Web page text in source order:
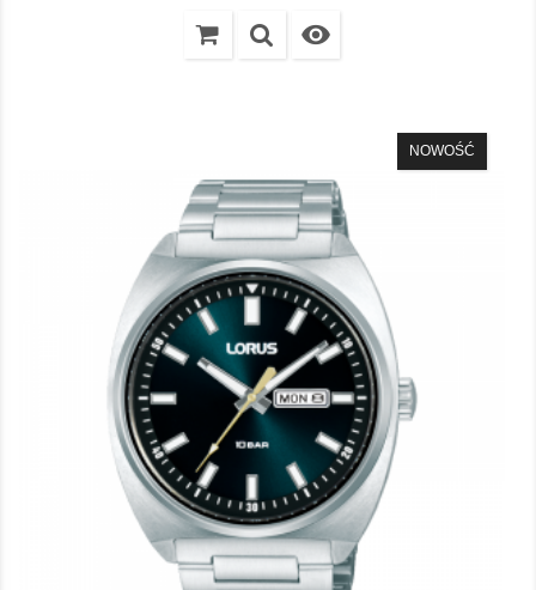

NOWOŚĆ